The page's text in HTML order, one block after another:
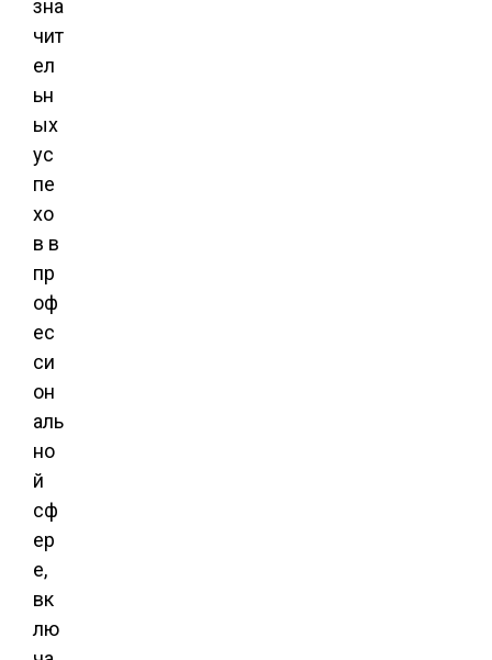
зна
чит
ел
ьн
ых
ус
пе
хо
в в
пр
оф
ес
си
он
аль
но
й
сф
ер
е,
вк
лю